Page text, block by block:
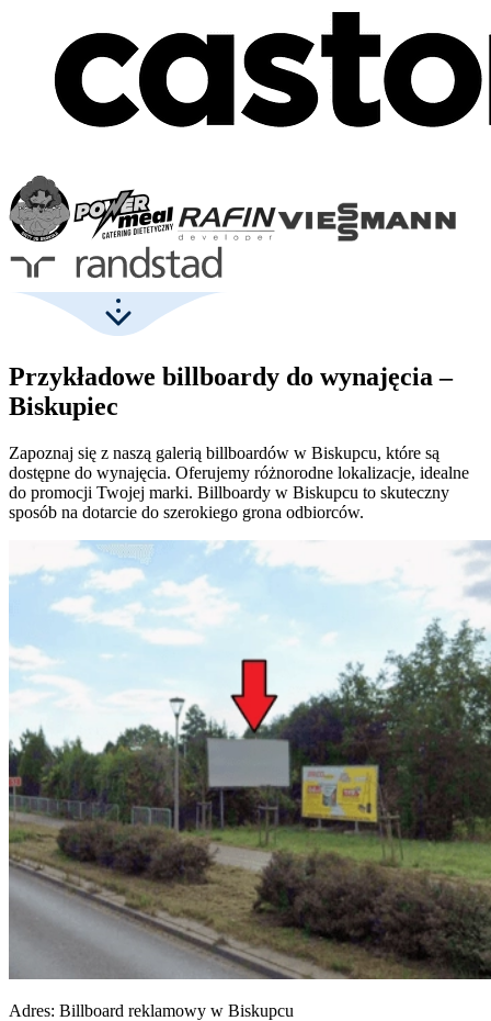
Przykładowe billboardy do wynajęcia –
Biskupiec
Zapoznaj się z naszą galerią billboardów w Biskupcu, które są
dostępne do wynajęcia. Oferujemy różnorodne lokalizacje, idealne
do promocji Twojej marki. Billboardy w Biskupcu to skuteczny
sposób na dotarcie do szerokiego grona odbiorców.
Adres: Billboard reklamowy w Biskupcu